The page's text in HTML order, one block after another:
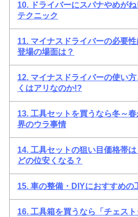
10. ドライバーにスパナやめが
テクニック
11. マイナスドライバーの必要
登場の場面は？
12. マイナスドライバーの使い
くはアリなのか!?
13. 工具セットを買うなら冬～
界のウラ事情
14. 工具セットの狙い目価格帯
どの位安くなる？
15. 車の整備・DIYにおすすめの
16. 工具箱を買うなら「チェス